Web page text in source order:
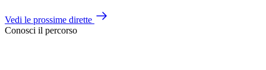
Vedi le prossime dirette
Conosci il percorso